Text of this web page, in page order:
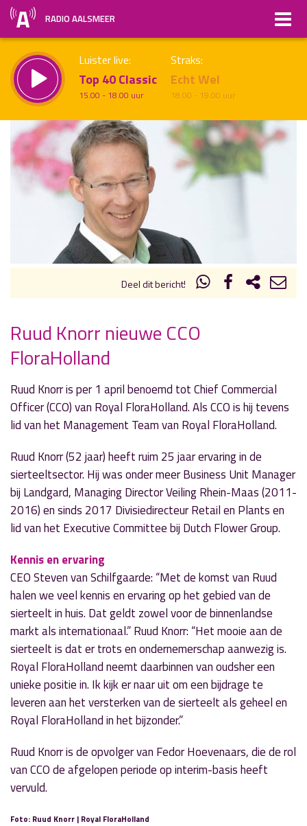
RADIO AALSMEER
Luister live:
Top 40 Classic
15.00 - 18.00 uur
Straks:
Echt Wel
18.00 - 19.00 uur
Vorig uur uur 1 van x Volgend uur
Deel dit bericht!
André Kuipers op bezoek bij 'de Groenstrook'
5 maart 2020
» Volgend nieuwsbericht
De droom van Omnia: eigen Trampolinecentrum
7 maart 2020
Ruud Knorr nieuwe CCO
FloraHolland
Ruud Knorr is per 1 april benoemd tot Chief Commercial
Officer (CCO) van Royal FloraHolland. Als CCO is hij tevens
lid van het Management Team van Royal FloraHolland.
Ruud Knorr (52 jaar) heeft ruim 25 jaar ervaring in de
sierteeltsector. Hij was onder meer Business Unit Manager
bij Landgard, Managing Director Veiling Rhein-Maas (2011-
2016) en sinds 2017 Divisiedirecteur Retail en Plants en
lid van het Executive Committee bij Dutch Flower Group.
Kennis en ervaring
CEO Steven van Schilfgaarde: “Met de komst van Ruud
halen we veel kennis en ervaring op het gebied van de
sierteelt in huis. Dat geldt zowel voor de binnenlandse
markt als internationaal.” Ruud Knorr: “Het mooie aan de
sierteelt is dat er trots en ondernemerschap aanwezig is.
Royal FloraHolland neemt daarbinnen van oudsher een
unieke positie in. Ik kijk er naar uit om een bijdrage te
leveren aan het versterken van de sierteelt als geheel en
Royal FloraHolland in het bijzonder.”
Ruud Knorr is de opvolger van Fedor Hoevenaars, die de rol
van CCO de afgelopen periode op interim-basis heeft
vervuld.
Foto: Ruud Knorr | Royal FloraHolland